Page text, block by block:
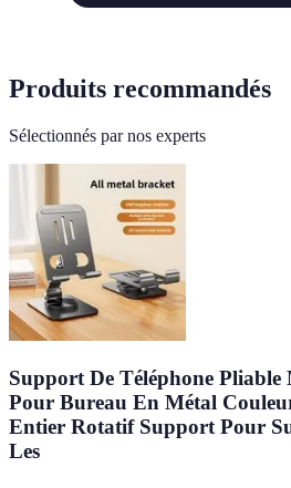
Produits recommandés
Sélectionnés par nos experts
Support De Téléphone
Pour Bureau En Métal
Entier Rotatif Support Pour
Les